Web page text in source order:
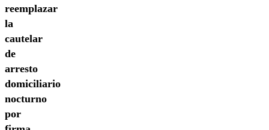
reemplazar
la
cautelar
de
arresto
domiciliario
nocturno
por